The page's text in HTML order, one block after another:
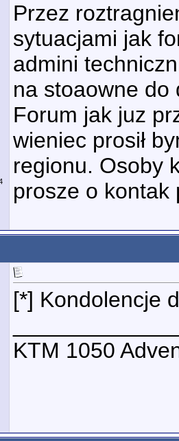
Przez
sytuacjami jak
admini
na stoaowne do
Forum jak juz
wieniec prosił
regionu. Osoby
prosze o kontak
[*] Kondolencje
KTM 1050